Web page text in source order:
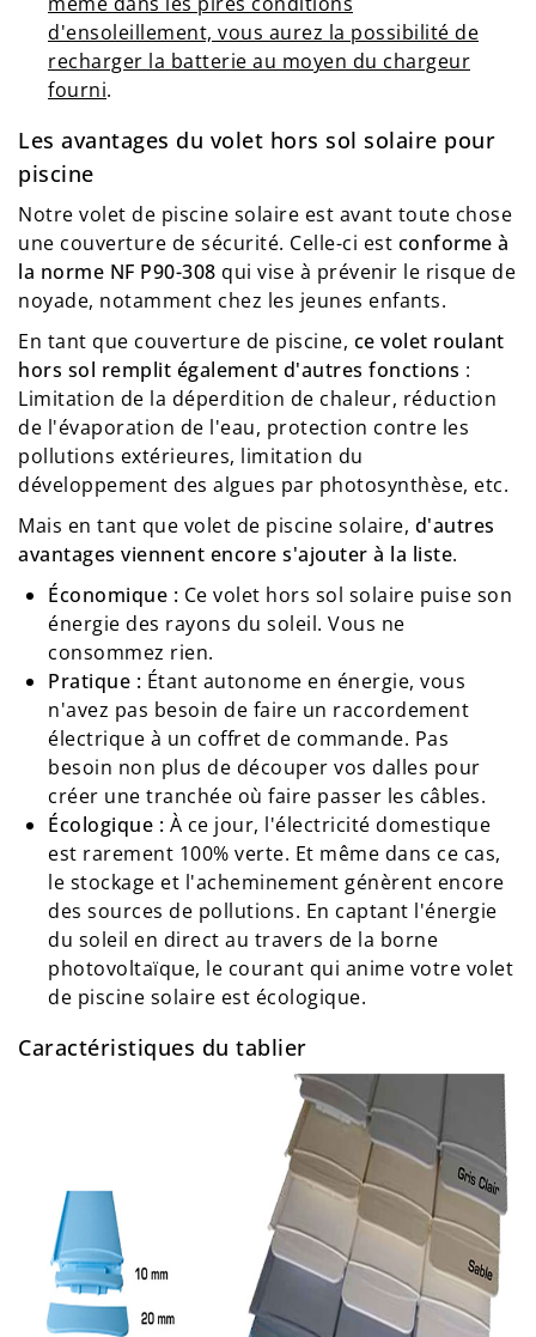
d'ensoleillement, vous aurez la possibilité de
recharger la batterie au moyen du chargeur
fourni.
Les avantages du volet hors sol solaire pour
piscine
Notre volet de piscine solaire est avant toute chose
une couverture de sécurité. Celle-ci est conforme à
la norme NF P90-308 qui vise à prévenir le risque de
noyade, notamment chez les jeunes enfants.
En tant que couverture de piscine, ce volet roulant
hors sol remplit également d'autres fonctions :
Limitation de la déperdition de chaleur, réduction
de l'évaporation de l'eau, protection contre les
pollutions extérieures, limitation du
développement des algues par photosynthèse, etc.
Mais en tant que volet de piscine solaire, d'autres
avantages viennent encore s'ajouter à la liste.
Économique : Ce volet hors sol solaire puise son
énergie des rayons du soleil. Vous ne
consommez rien.
Pratique : Étant autonome en énergie, vous
n'avez pas besoin de faire un raccordement
électrique à un coffret de commande. Pas
besoin non plus de découper vos dalles pour
créer une tranchée où faire passer les câbles.
Écologique : À ce jour, l'électricité domestique
est rarement 100% verte. Et même dans ce cas,
le stockage et l'acheminement génèrent encore
des sources de pollutions. En captant l'énergie
du soleil en direct au travers de la borne
photovoltaïque, le courant qui anime votre volet
de piscine solaire est écologique.
Caractéristiques du tablier